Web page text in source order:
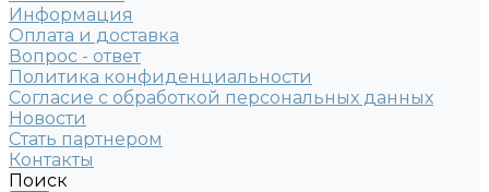
Информация
Оплата и доставка
Вопрос - ответ
Политика конфиденциальности
Согласие с обработкой персональных данных
Новости
Стать партнером
Контакты
Поиск